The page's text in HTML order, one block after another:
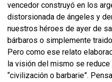
vencedor construyó en los
distorsionada de ángeles y
nuestros héroes de ayer de
bárbaros o simplemente
Pero como ese relato
la visión del mismo se
“civilización o barbarie”.